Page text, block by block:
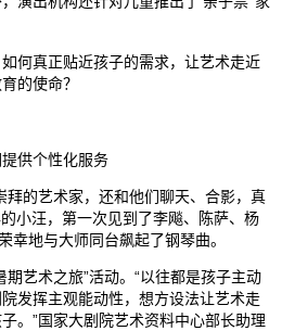
何真正贴近孩子的需求，让艺术走近
的使命？
供个性化服务
拜的艺术家，还和他们聊天、合影，真
小汪，第一次见到了李飚、陈萨、杨
幸地与大师同台飙起了钢琴曲。
艺术之旅”活动。“以往都是孩子主动
发挥主观能动性，想方设法让艺术走
。”国家大剧院艺术资料中心部长助理